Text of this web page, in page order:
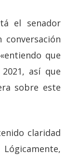
el senador
conversación
que
así que
sobre este
claridad